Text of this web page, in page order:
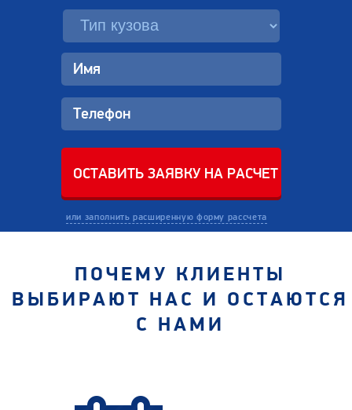
или заполнить расширенную форму рассчета
ПОЧЕМУ КЛИЕНТЫ
ВЫБИРАЮТ НАС И ОСТАЮТСЯ
С НАМИ